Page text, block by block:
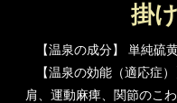
掛
【温泉の成分】 単純硫
【温泉の効能（適応症
肩、運動麻痺、関節のこ